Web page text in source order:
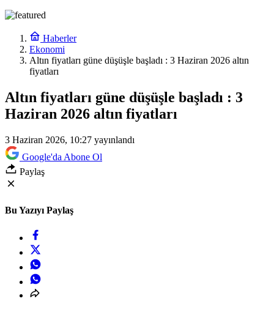
Haberler
Ekonomi
Altın fiyatları güne düşüşle başladı : 3 Haziran 2026 altın
fiyatları
Altın fiyatları güne düşüşle başladı : 3
Haziran 2026 altın fiyatları
3 Haziran 2026, 10:27 yayınlandı
Google'da Abone Ol
Paylaş
Bu Yazıyı Paylaş